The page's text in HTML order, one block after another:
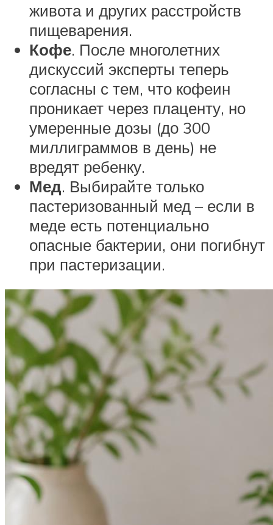
живота и других расстройств
пищеварения.
Кофе. После многолетних
дискуссий эксперты теперь
согласны с тем, что кофеин
проникает через плаценту, но
умеренные дозы (до 300
миллиграммов в день) не
вредят ребенку.
Мед. Выбирайте только
пастеризованный мед – если в
меде есть потенциально
опасные бактерии, они погибнут
при пастеризации.